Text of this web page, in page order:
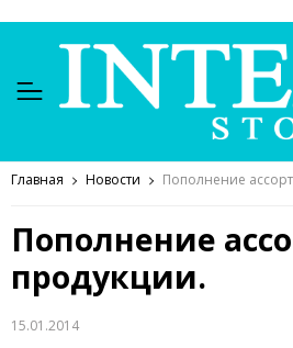
Главная Новости Пополнение
Пополнение
продукции.
15.01.2014